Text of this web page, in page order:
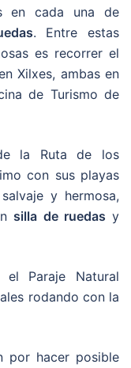
en cada una de
. Entre estas
es recorrer el
Xilxes, ambas en
de Turismo de
la Ruta de los
con sus playas
y hermosa,
silla de ruedas y
Paraje Natural
rodando con la
por hacer posible